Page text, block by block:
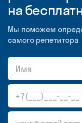
на
Мы поможем
самого репетитора